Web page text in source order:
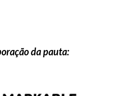
da pauta: